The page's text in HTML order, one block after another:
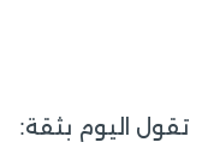
تقول اليوم بثقة: